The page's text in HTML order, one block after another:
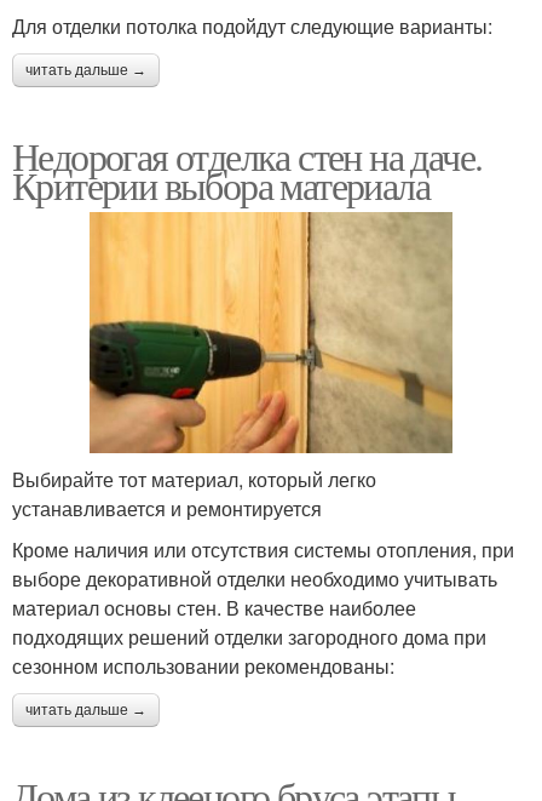
Для отделки потолка подойдут следующие варианты:
читать дальше →
Недорогая отделка стен на даче.
Критерии выбора материала
Выбирайте тот материал, который легко
устанавливается и ремонтируется
Кроме наличия или отсутствия системы отопления, при
выборе декоративной отделки необходимо учитывать
материал основы стен. В качестве наиболее
подходящих решений отделки загородного дома при
сезонном использовании рекомендованы:
читать дальше →